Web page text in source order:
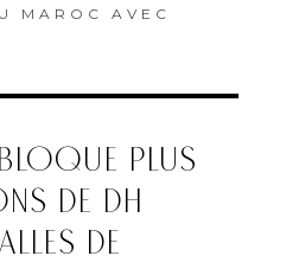
MAROC AVEC
PLUS
DE DH
DE